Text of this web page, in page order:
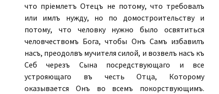
что пріемлетъ Отецъ не потому, что требовалъ
или имѣлъ нужду, но по домостроительству и
потому, что человѣку нужно было освятиться
человѣчествомъ Бога, чтобы Онъ Самъ избавилъ
насъ, преодолѣвъ мучителя силой, и возвелъ насъ къ
Себѣ черезъ Сына посредствующаго и все
устрояющаго въ честь Отца, Которому
оказывается Онъ во всемъ покорствующимъ.